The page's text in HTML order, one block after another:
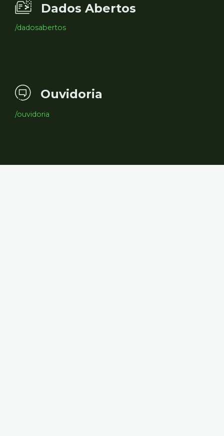
Dados Abertos
/dadosabertos
Ouvidoria
/ouvidoria